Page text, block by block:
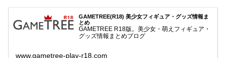
GAMETREE(R18) 美少女フィギュア・グッズ情報ま
とめ
GAMETREE R18版。美少女・萌えフィギュア・
グッズ情報まとめブログ
www.gametree-play-r18.com